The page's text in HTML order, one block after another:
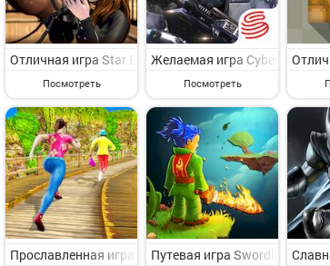
Отличная игра Star Equestrian - Horse Ranch на
Посмотреть
Желаемая игра Cyber Hunter
Посмотреть
Прославленная игра Street Chaser на Андроид -
Путевая игра Swordigo на